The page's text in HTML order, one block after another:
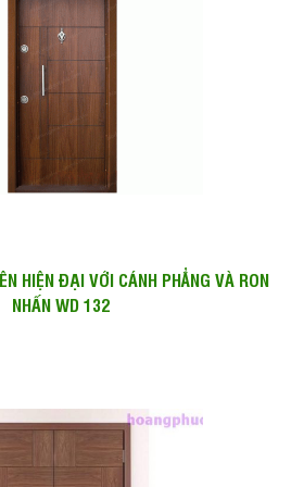
HIỆN ĐẠI VỚI CÁNH PHẲNG VÀ RON
NHẤN WD 132